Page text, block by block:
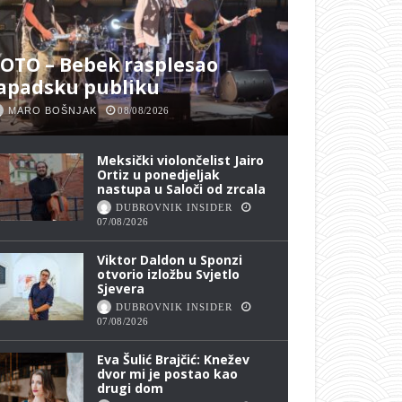
– Bebek rasplesao
publiku
MARO BOŠNJAK 08/08/2026
Meksički violončelist Jairo
Ortiz u ponedjeljak
nastupa u Saloči od zrcala
DUBROVNIK INSIDER
07/08/2026
Viktor Daldon u Sponzi
otvorio izložbu Svjetlo
Sjevera
DUBROVNIK INSIDER
07/08/2026
Eva Šulić Brajčić: Knežev
dvor mi je postao kao
drugi dom